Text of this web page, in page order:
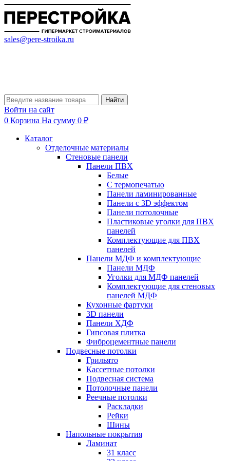
sales@pere-stroika.ru
Найти
Войти на сайт
0 Корзина На сумму 0 ₽
Каталог
Отделочные материалы
Стеновые панели
Панели ПВХ
Белые
С термопечатью
Панели ламинированные
Панели с 3D эффектом
Панели потолочные
Пластиковые уголки для ПВХ
панелей
Комплектующие для ПВХ
панелей
Панели МДФ и комплектующие
Панели МДФ
Уголки для МДФ панелей
Комплектующие для стеновых
панелей МДФ
Кухонные фартуки
3D панели
Панели ХДФ
Гипсовая плитка
Фиброцементные панели
Подвесные потолки
Грильято
Кассетные потолки
Подвесная система
Потолочные панели
Реечные потолки
Раскладки
Рейки
Шины
Напольные покрытия
Ламинат
31 класс